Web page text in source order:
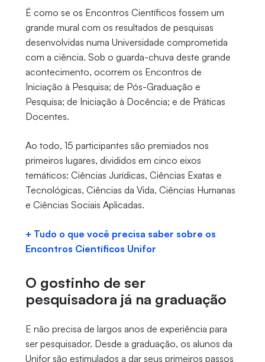
É como se os Encontros Científicos fossem um
grande mural com os resultados de pesquisas
desenvolvidas numa Universidade comprometida
com a ciência. Sob o guarda-chuva deste grande
acontecimento, ocorrem os Encontros de
Iniciação à Pesquisa; de Pós-Graduação e
Pesquisa; de Iniciação à Docência; e de Práticas
Docentes.
Ao todo, 15 participantes são premiados nos
primeiros lugares, divididos em cinco eixos
temáticos: Ciências Jurídicas, Ciências Exatas e
Tecnológicas, Ciências da Vida, Ciências Humanas
e Ciências Sociais Aplicadas.
+ Tudo o que você precisa saber sobre os
Encontros Científicos Unifor
O gostinho de ser
pesquisadora já na graduação
E não precisa de largos anos de experiência para
ser pesquisador. Desde a graduação, os alunos da
Unifor são estimulados a dar seus primeiros passos